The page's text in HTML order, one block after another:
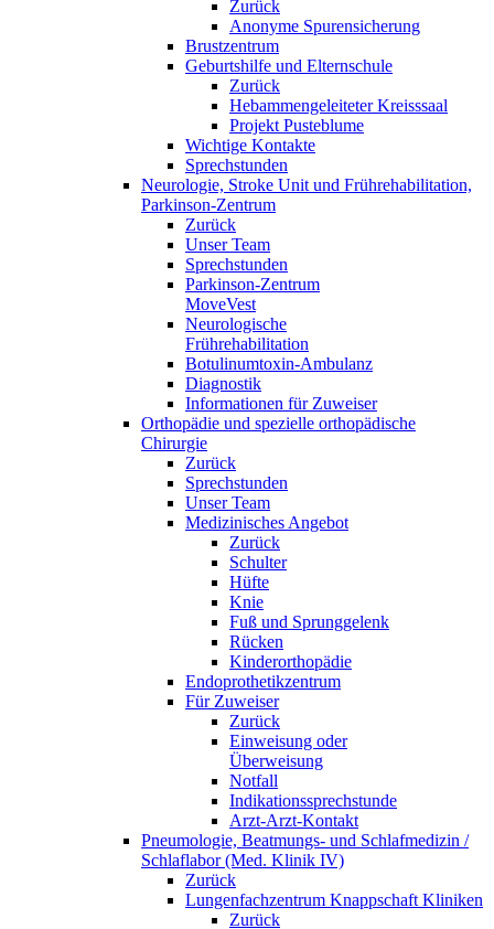
Zurück
Anonyme Spurensicherung
Brustzentrum
Geburtshilfe und Elternschule
Zurück
Hebammengeleiteter Kreisssaal
Projekt Pusteblume
Wichtige Kontakte
Sprechstunden
Neurologie, Stroke Unit und Frührehabilitation,
Parkinson-Zentrum
Zurück
Unser Team
Sprechstunden
Parkinson-Zentrum
MoveVest
Neurologische
Frührehabilitation
Botulinumtoxin-Ambulanz
Diagnostik
Informationen für Zuweiser
Orthopädie und spezielle orthopädische
Chirurgie
Zurück
Sprechstunden
Unser Team
Medizinisches Angebot
Zurück
Schulter
Hüfte
Knie
Fuß und Sprunggelenk
Rücken
Kinderorthopädie
Endoprothetikzentrum
Für Zuweiser
Zurück
Einweisung oder
Überweisung
Notfall
Indikationssprechstunde
Arzt-Arzt-Kontakt
Pneumologie, Beatmungs- und Schlafmedizin /
Schlaflabor (Med. Klinik IV)
Zurück
Lungenfachzentrum Knappschaft Kliniken
Zurück